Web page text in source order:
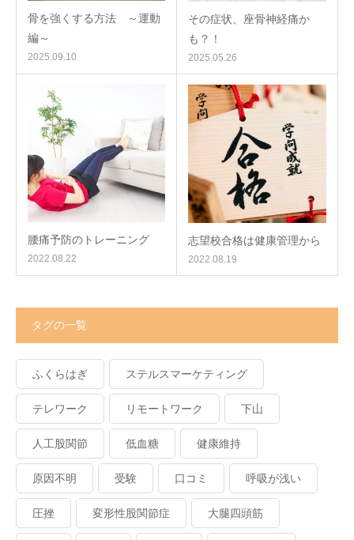
骨を強くする方法 ～運動
編～
2025.09.10
その症状、座骨神経痛か
も？！
2025.05.26
腰痛予防のトレーニング
2022.08.22
志望校合格は健康管理から
2022.08.19
タグの一覧
ふくらはぎ ステルスマーケティング
テレワーク リモートワーク 下山
人工股関節 低血糖 健康維持
原因不明 受験 口コミ 呼吸が浅い
圧挫 変形性股関節症 大腿四頭筋